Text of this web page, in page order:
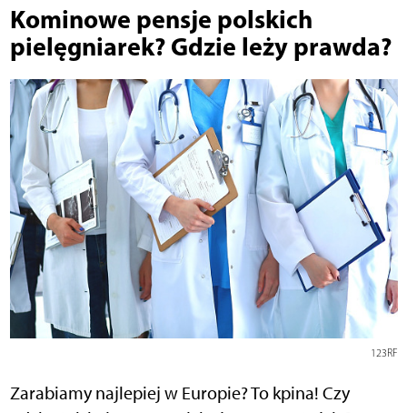
Kominowe pensje polskich
pielęgniarek? Gdzie leży prawda?
123RF
Zarabiamy najlepiej w Europie? To kpina! Czy